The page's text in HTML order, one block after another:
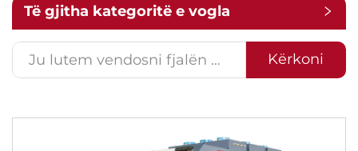
Larg
Lajme
Të gjitha kategoritë e vogla
Kërkoni